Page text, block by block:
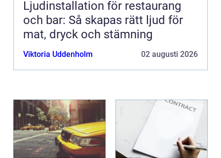
Ljudinstallation för restaurang
och bar: Så skapas rätt ljud för
mat, dryck och stämning
Viktoria Uddenholm 02 augusti 2026